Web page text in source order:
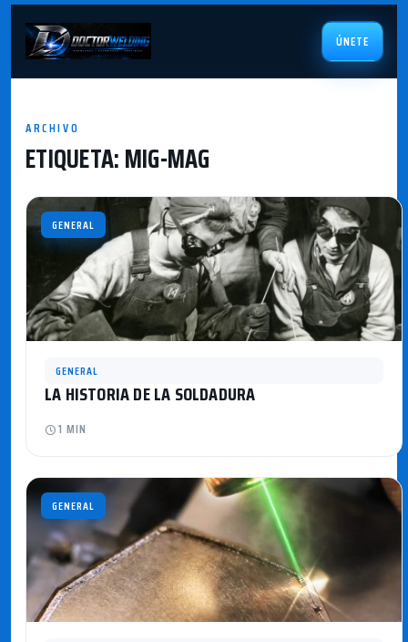
ÚNETE
ARCHIVO
ETIQUETA:MIG-MAG
GENERAL
GENERAL
LA HISTORIA DE LA SOLDADURA
1 MIN
GENERAL